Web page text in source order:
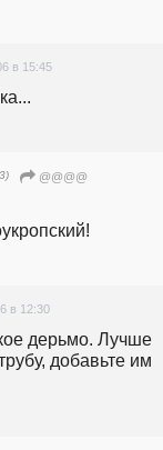
в 15:45
@@@@
в 12:30
дерьмо. Лучше
добавьте им